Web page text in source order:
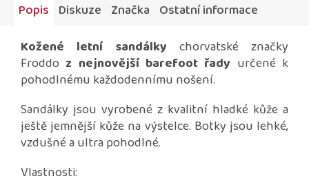
Popis Diskuze Značka Ostatní informace
Kožené letní sandálky chorvatské značky
Froddo z nejnovější barefoot řady určené k
pohodlnému každodennímu nošení.
Sandálky jsou vyrobené z kvalitní hladké kůže a
ještě jemnější kůže na výstelce. Botky jsou lehké,
vzdušné a ultra pohodlné.
Vlastnosti: